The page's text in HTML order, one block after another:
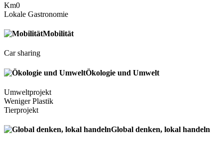
Km0
Lokale Gastronomie
Mobilität
Car sharing
Ökologie und Umwelt
Umweltprojekt
Weniger Plastik
Tierprojekt
Global denken, lokal handeln